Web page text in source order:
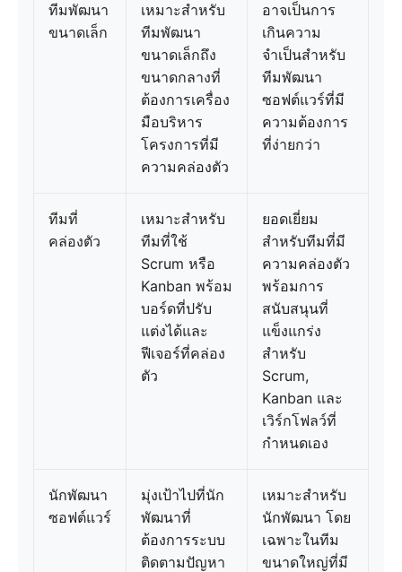
ทีมพัฒนา
ขนาดเล็ก
เหมาะสำหรับ
ทีมพัฒนา
ขนาดเล็กถึง
ขนาดกลางที่
ต้องการเครื่อง
มือบริหาร
โครงการที่มี
ความคล่องตัว
อาจเป็นการ
เกินความ
จำเป็นสำหรับ
ทีมพัฒนา
ซอฟต์แวร์ที่มี
ความต้องการ
ที่ง่ายกว่า
ทีมที่
คล่องตัว
เหมาะสำหรับ
ทีมที่ใช้
Scrum หรือ
Kanban พร้อม
บอร์ดที่ปรับ
แต่งได้และ
ฟีเจอร์ที่คล่อง
ตัว
ยอดเยี่ยม
สำหรับทีมที่มี
ความคล่องตัว
พร้อมการ
สนับสนุนที่
แข็งแกร่ง
สำหรับ
Scrum,
Kanban และ
เวิร์กโฟลว์ที่
กำหนดเอง
นักพัฒนา
ซอฟต์แวร์
มุ่งเป้าไปที่นัก
พัฒนาที่
ต้องการระบบ
ติดตามปัญหา
เหมาะสำหรับ
นักพัฒนา โดย
เฉพาะในทีม
ขนาดใหญ่ที่มี